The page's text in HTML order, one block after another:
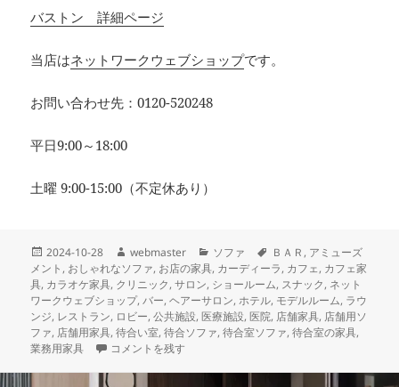
バストン 詳細ページ
当店はネットワークウェブショップです。
お問い合わせ先：0120-520248
平日9:00～18:00
土曜 9:00-15:00（不定休あり）
投
稿
日:
2024-10-28
作
成
者
webmaster
カ
テ
ゴ
リ
ー
ソファ
タ
グ
ＢＡＲ , アミューズ
メント , おしゃれなソファ, お店の家具, カーディーラ, カフェ, カフェ家
具, カラオケ家具, クリニック,サロン, ショールーム, スナック, ネット
ワークウェブショップ,バー,ヘアーサロン,ホテル, モデルルーム, ラウ
ンジ, レストラン, ロビー,公共施設,医療施設,医院, 店舗家具, 店舗用ソ
ファ, 店舗用家具,待合い室,待合ソファ,待合室ソファ,待合室の家具,
業務用家具
本日納品の店舗家具 クリニックや薬局の待合スペース
コメントを残す